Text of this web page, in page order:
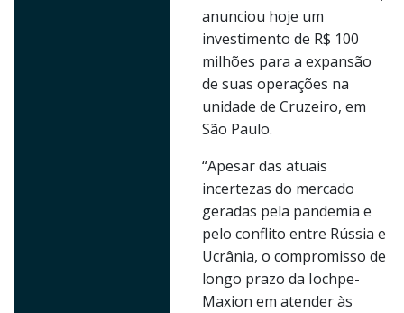
anunciou hoje um
investimento de R$ 100
milhões para a expansão
de suas operações na
unidade de Cruzeiro, em
São Paulo.
“Apesar das atuais
incertezas do mercado
geradas pela pandemia e
pelo conflito entre Rússia e
Ucrânia, o compromisso de
longo prazo da Iochpe-
Maxion em atender às